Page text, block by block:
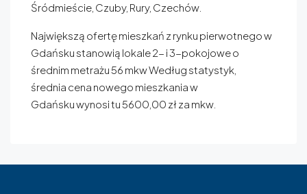
Śródmieście, Czuby, Rury, Czechów.
Największą ofertę mieszkań z rynku pierwotnego w
Gdańsku stanowią lokale 2- i 3-pokojowe o
średnim metrażu 56 mkw Według statystyk,
średnia cena nowego mieszkania w
Gdańsku wynosi tu 5600,00 zł za mkw.